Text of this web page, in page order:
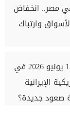
مصر.. انخفاض
وارتباك
سعر الدولار اليوم السبت 13 يونيو 2026 في
الإيرانية
صعود جديدة؟